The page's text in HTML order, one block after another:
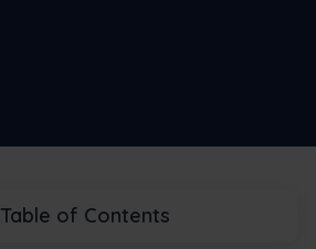
Table of Contents